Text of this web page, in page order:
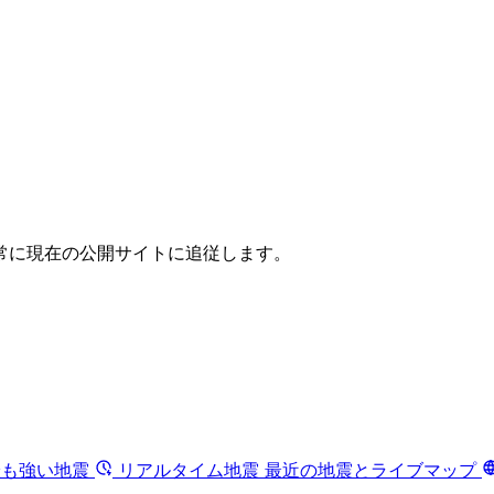
現在の公開サイトに追従します。
強い地震 リアルタイム地震 最近の地震とライブマップ